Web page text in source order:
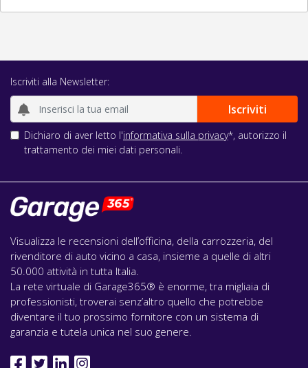
Iscriviti alla Newsletter:
Dichiaro di aver letto l'informativa sulla privacy*, autorizzo il
trattamento dei miei dati personali.
Visualizza le recensioni dell’officina, della carrozzeria, del
rivenditore di auto vicino a casa, insieme a quelle di altri
50.000 attività in tutta Italia.
La rete virtuale di Garage365® è enorme, tra migliaia di
professionisti, troverai senz’altro quello che potrebbe
diventare il tuo prossimo fornitore con un sistema di
garanzia e tutela unica nel suo genere.